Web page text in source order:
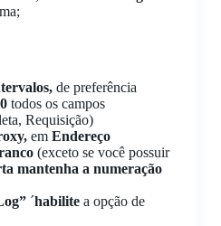
de preferência
todos os campos
Requisição)
emEndereço
(exceto se você possuir
mantenha a numeração
´habilitea opção de